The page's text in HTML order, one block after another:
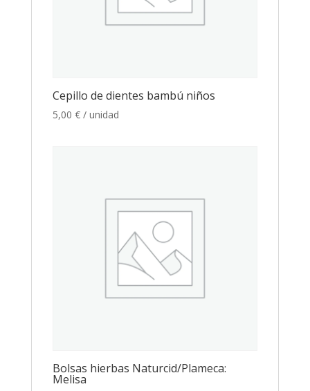
Cepillo de dientes bambú niños
5,00 € / unidad
Bolsas hierbas Naturcid/Plameca:
Melisa